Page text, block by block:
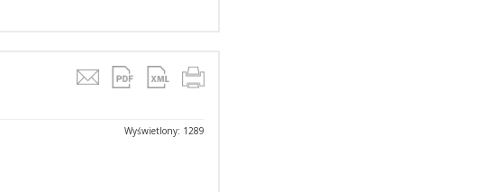
Wyświetlony: 1289